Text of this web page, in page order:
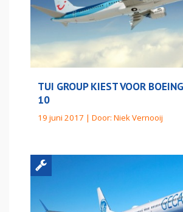
TUI GROUP KIEST VOOR
10
19 juni 2017 | Door: Niek Vernooij